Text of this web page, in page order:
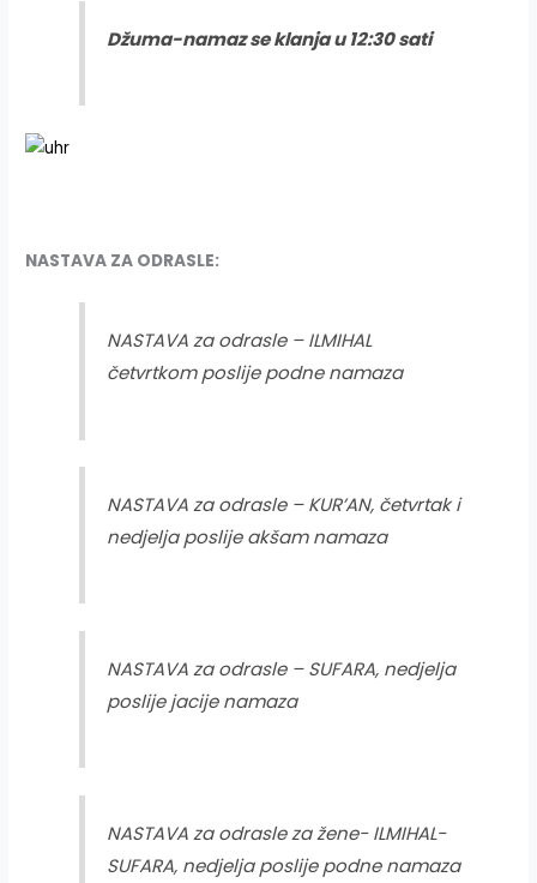
Džuma-namaz se klanja u 12:30 sati
NASTAVA ZA ODRASLE:
NASTAVA za odrasle – ILMIHAL
četvrtkom poslije podne namaza
NASTAVA za odrasle – KUR’AN, četvrtak i
nedjelja poslije akšam namaza
NASTAVA za odrasle – SUFARA, nedjelja
poslije jacije namaza
NASTAVA za odrasle za žene- ILMIHAL-
SUFARA, nedjelja poslije podne namaza